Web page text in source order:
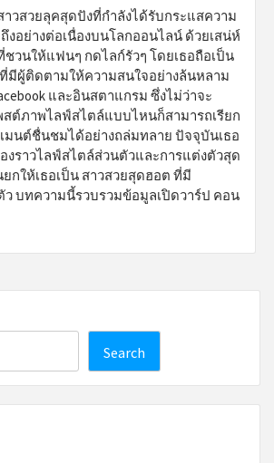
สาวสวยลุคสุดปังที่กำลังได้รับกระแสความ
อย่างต่อเนื่องบนโลกออนไลน์ ด้วยเสน่ห์
วนให้แฟนๆ กดไลก์รัวๆ โดยเธอถือเป็น
มีผู้ติดตามให้ความสนใจอย่างล้นหลาม
และอินสตาแกรม ซึ่งไม่ว่าจะ
สต์ภาพไลฟ์สไตล์แบบไหนก็สามารถเรียก
มนต์ชื่นชมได้อย่างถล่มทลาย ปัจจุบันเธอ
งราวไลฟ์สไตล์ส่วนตัวและการแต่งตัวสุด
กให้เธอเป็น สาวสวยสุดฮอต ที่มี
ว บทความนี้รวบรวมข้อมูลเปิดวาร์ป คอน
Search